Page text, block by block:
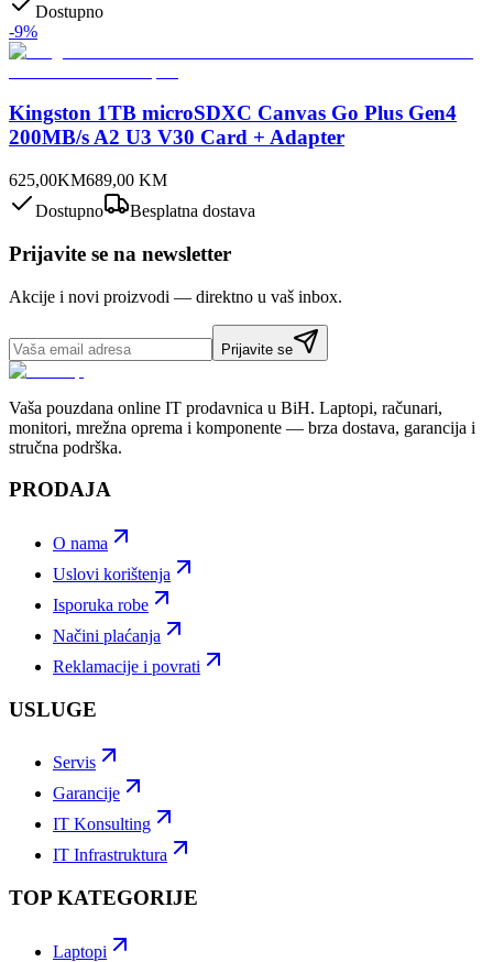
Dostupno
-9%
Kingston 1TB microSDXC Canvas Go Plus Gen4
200MB/s A2 U3 V30 Card + Adapter
625,00KM689,00 KM
Dostupno
Besplatna dostava
Prijavite se na newsletter
Akcije i novi proizvodi — direktno u vaš inbox.
Prijavite se
Vaša pouzdana online IT prodavnica u BiH. Laptopi, računari,
monitori, mrežna oprema i komponente — brza dostava, garancija i
stručna podrška.
PRODAJA
O nama
Uslovi korištenja
Isporuka robe
Načini plaćanja
Reklamacije i povrati
USLUGE
Servis
Garancije
IT Konsulting
IT Infrastruktura
TOP KATEGORIJE
Laptopi